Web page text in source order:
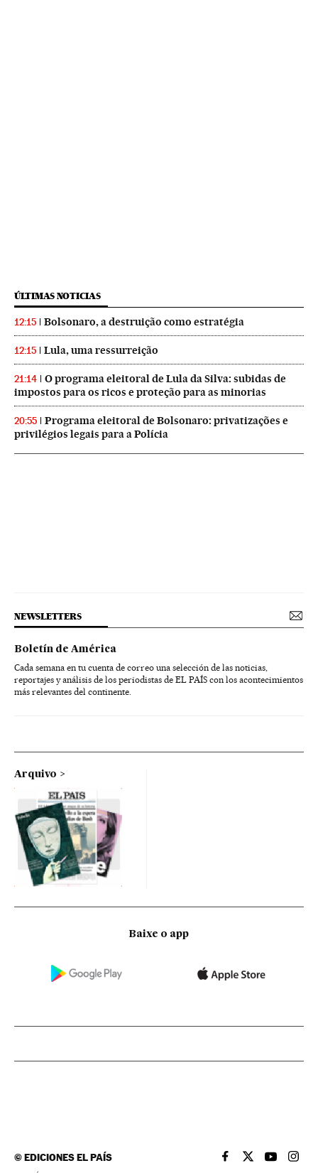
ÚLTIMAS NOTICIAS
12:15 Bolsonaro, a destruição como estratégia
12:15 Lula, uma ressurreição
21:14
O programa eleitoral de Lula da Silva: subidas de
impostos para os ricos e proteção para as minorias
20:55
Programa eleitoral de Bolsonaro: privatizações e
privilégios legais para a Polícia
NEWSLETTERS
Boletín de América
Cada semana en tu cuenta de correo una selección de las noticias,
reportajes y análisis de los periodistas de EL PAÍS con los acontecimientos
más relevantes del continente.
Arquivo
Baixe o app
©EDICIONES EL PAÍS EL PAÍS BRASIL EN
EL PAÍSEL PAÍS
EL